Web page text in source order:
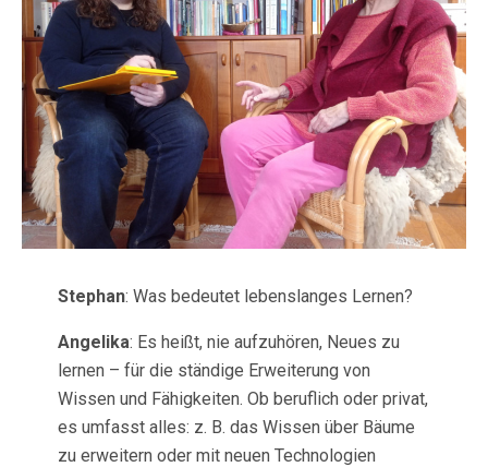
Stephan: Was bedeutet lebenslanges Lernen?
Angelika: Es heißt, nie aufzuhören, Neues zu
lernen – für die ständige Erweiterung von
Wissen und Fähigkeiten. Ob beruflich oder privat,
es umfasst alles: z. B. das Wissen über Bäume
zu erweitern oder mit neuen Technologien